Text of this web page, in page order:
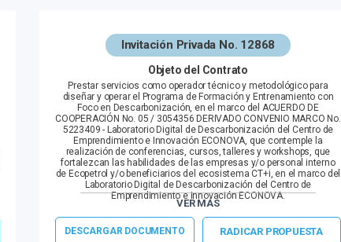
Invitación Privada No. 12868
Objeto del Contrato
Prestar servicios como operador técnico y metodológico para
diseñar y operar el Programa de Formación y Entrenamiento con
Foco en Descarbonización, en el marco del ACUERDO DE
COOPERACIÓN No. 05 / 3054356 DERIVADO CONVENIO MARCO No.
5223409 - Laboratorio Digital de Descarbonización del Centro de
Emprendimiento e Innovación ECONOVA, que contemple la
realización de conferencias, cursos, talleres y workshops, que
fortalezcan las habilidades de las empresas y/o personal interno
de Ecopetrol y/o beneficiarios del ecosistema CT+i, en el marco del
Laboratorio Digital de Descarbonización del Centro de
Emprendimiento e Innovación ECONOVA.
Información de Contacto
VER MÁS
DESCARGAR DOCUMENTO RADICAR PROPUESTA